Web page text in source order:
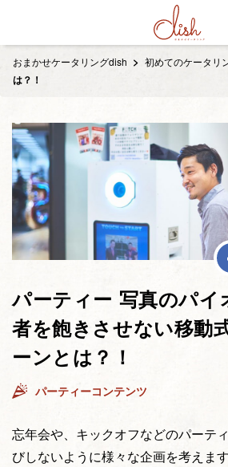
おまかせケータリングdish 初めてのケータリ
は？！
パーティー 写真のパイ
者を飽きさせない移動
ーンとは？！
パーティーコンテンツ
忘年会や、キックオフなどのパーテ
びしないように様々な企画を考えます